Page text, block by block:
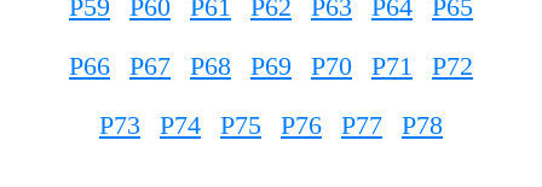
P59
P60 P61 P62 P63 P64
P65
P66
P67 P68 P69 P70 P71
P72
P73
P74 P75 P76 P77 P78